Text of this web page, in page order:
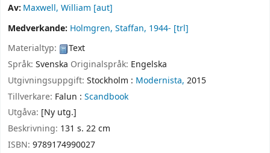
Av: Maxwell, William [aut]
Medverkande: Holmgren, Staffan, 1944- [trl]
Materialtyp:
Text
Språk: Svenska Originalspråk: Engelska
Utgivningsuppgift: Stockholm : Modernista, 2015
Tillverkare: Falun : Scandbook
Utgåva: [Ny utg.]
Beskrivning: 131 s. 22 cm
ISBN: 9789174990027